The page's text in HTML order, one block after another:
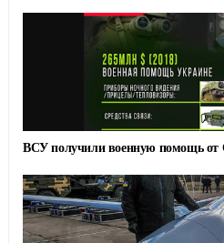
ВСУ получили военную помощь